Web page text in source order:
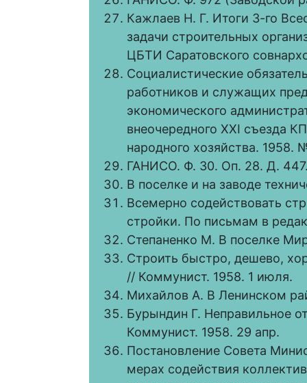
Кажлаев Н. Г. Итоги 3-го
задачи строительных
ЦБТИ Саратовского
Социалистические
работников и служащих
экономического
внеочередного XXI съезда
народного хозяйства. 1958.
ГАНИСО. Ф. 30. Оп. 28. Д.
В поселке и на заводе
Всемерно содействовать
стройки. По письмам в
Степаненко М. В поселке
Строить быстро, дешево,
// Коммунист. 1958. 1 июля.
Михайлов А. В Ленинском
Бурындин Г. Неправильное
Коммунист. 1958. 29 апр.
Постановление Совета
мерах содействия